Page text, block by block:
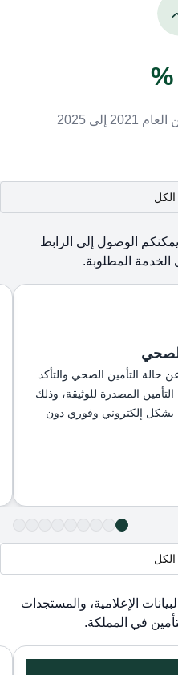
إلى 2025
الوصول إلى الرابط
المطلوبة.
حالة التأمين الصحي والتأكد
المصدرة للوثيقة، وذلك
بشكل إلكتروني وفوري دون
الإعلامية، والمستجدات
في المملكة.